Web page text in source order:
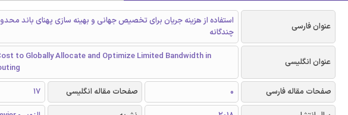
عنوان فارسی
استفاده از هزینه جریان برای تخصیص جهانی و بهینه سازی پهنای باند
چندگانه
عنوان انگلیسی
to Globally Allocate and Optimize Limited Bandwidth in
صفحات مقاله فارسی
0 صفحات مقاله انگلیسی
17